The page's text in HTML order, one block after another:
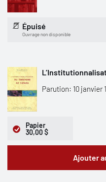
Épuisé
Ouvrage non disponible
Parution: 10 janvier
Papier
30,00 $
Ajouter